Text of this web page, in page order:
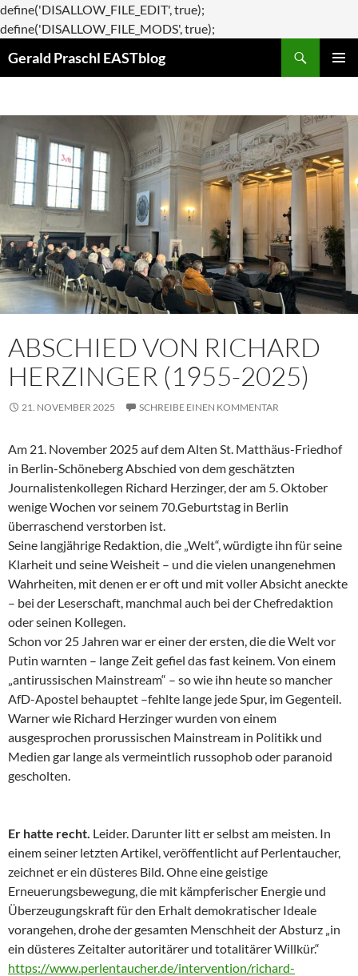
define('DISALLOW_FILE_EDIT', true);
define('DISALLOW_FILE_MODS', true);
Gerald Praschl EASTblog
ABSCHIED VON RICHARD
HERZINGER (1955-2025)
21. NOVEMBER 2025 SCHREIBE EINEN KOMMENTAR
Am 21. November 2025 auf dem Alten St. Matthäus-Friedhof
in Berlin-Schöneberg Abschied von dem geschätzten
Journalistenkollegen Richard Herzinger, der am 5. Oktober
wenige Wochen vor seinem 70.Geburtstag in Berlin
überraschend verstorben ist.
Seine langjährige Redaktion, die „Welt“, würdigte ihn für seine
Klarheit und seine Weisheit – und die vielen unangenehmen
Wahrheiten, mit denen er er oft und mit voller Absicht aneckte
– bei der Leserschaft, manchmal auch bei der Chefredaktion
oder seinen Kollegen.
Schon vor 25 Jahren war er einer der ersten, die die Welt vor
Putin warnten – lange Zeit gefiel das fast keinem. Von einem
„antirussischen Mainstream“ – so wie ihn heute so mancher
AfD-Apostel behauptet –fehlte lange jede Spur, im Gegenteil.
Warner wie Richard Herzinger wurden von einem
ausgesprochen prorussischen Mainstream in Politikk und
Medien gar lange als vermeintlich russophob oder paranoid
gescholten.
Er hatte recht. Leider. Darunter litt er selbst am meisten. In
einem seiner letzten Artikel, veröffentlicht auf Perlentaucher,
zeichnet er ein düsteres Bild. Ohne eine geistige
Erneuerungsbewegung, die mit kämpferischer Energie und
Überzeugungskraft für den Erhalt demokratischer Ideale
vorangehen, drohe der gesamten Menschheit der Absturz „in
ein düsteres Zeitalter autoritärer und totalitärer Willkür.“
https://www.perlentaucher.de/intervention/richard-